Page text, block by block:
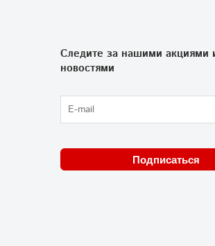
Следите за нашими акциями
новостями
Подписаться